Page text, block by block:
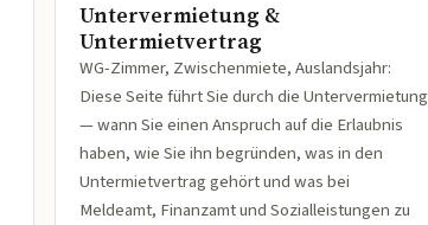
Untervermietung &
Untermietvertrag
WG-Zimmer, Zwischenmiete, Auslandsjahr:
Diese Seite führt Sie durch die Untervermietung
— wann Sie einen Anspruch auf die Erlaubnis
haben, wie Sie ihn begründen, was in den
Untermietvertrag gehört und was bei
Meldeamt, Finanzamt und Sozialleistungen zu